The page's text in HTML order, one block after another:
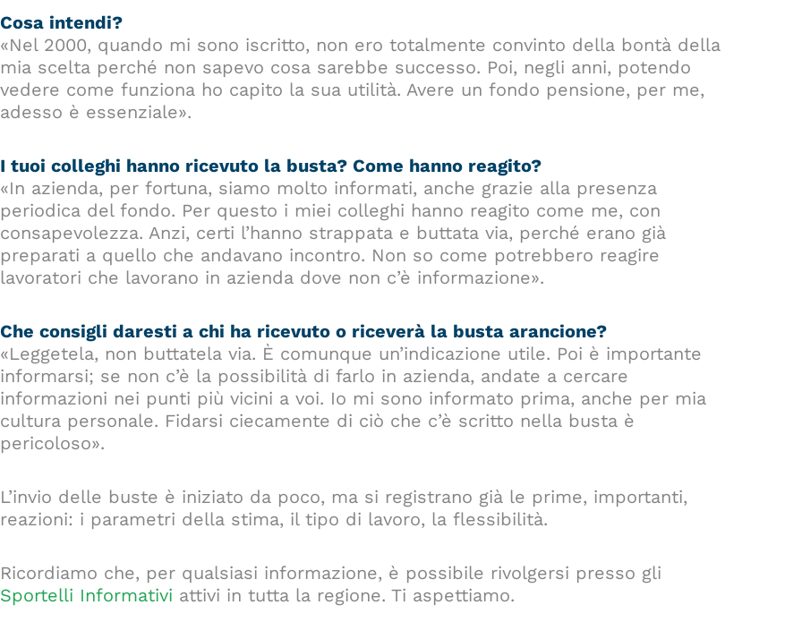
Cosa intendi?
«Nel 2000, quando mi sono iscritto, non ero totalmente convinto della bontà della
mia scelta perché non sapevo cosa sarebbe successo. Poi, negli anni, potendo
vedere come funziona ho capito la sua utilità. Avere un fondo pensione, per me,
adesso è essenziale».
I tuoi colleghi hanno ricevuto la busta? Come hanno reagito?
«In azienda, per fortuna, siamo molto informati, anche grazie alla presenza
periodica del fondo. Per questo i miei colleghi hanno reagito come me, con
consapevolezza. Anzi, certi l’hanno strappata e buttata via, perché erano già
preparati a quello che andavano incontro. Non so come potrebbero reagire
lavoratori che lavorano in azienda dove non c’è informazione».
Che consigli daresti a chi ha ricevuto o riceverà la busta arancione?
«Leggetela, non buttatela via. È comunque un’indicazione utile. Poi è importante
informarsi; se non c’è la possibilità di farlo in azienda, andate a cercare
informazioni nei punti più vicini a voi. Io mi sono informato prima, anche per mia
cultura personale. Fidarsi ciecamente di ciò che c’è scritto nella busta è
pericoloso».
L’invio delle buste è iniziato da poco, ma si registrano già le prime, importanti,
reazioni: i parametri della stima, il tipo di lavoro, la flessibilità.
Ricordiamo che, per qualsiasi informazione, è possibile rivolgersi presso gli
Sportelli Informativi attivi in tutta la regione. Ti aspettiamo.